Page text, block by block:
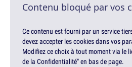
Contenu bloqué par vos
Ce contenu est fourni par un service
devez accepter les cookies dans vos
Modifiez ce choix à tout moment via le
de la Confidentialité" en bas de page.